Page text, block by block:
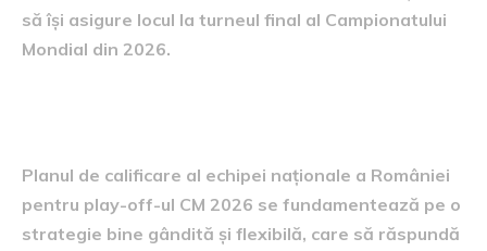
să își asigure locul la turneul final al Campionatului
Mondial din 2026.
Planul de calificare al echipei naționale a României
pentru play-off-ul CM 2026 se fundamentează pe o
strategie bine gândită și flexibilă, care să răspundă